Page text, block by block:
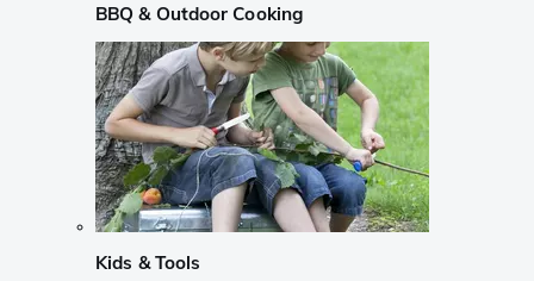
BBQ & Outdoor Cooking
Kids & Tools